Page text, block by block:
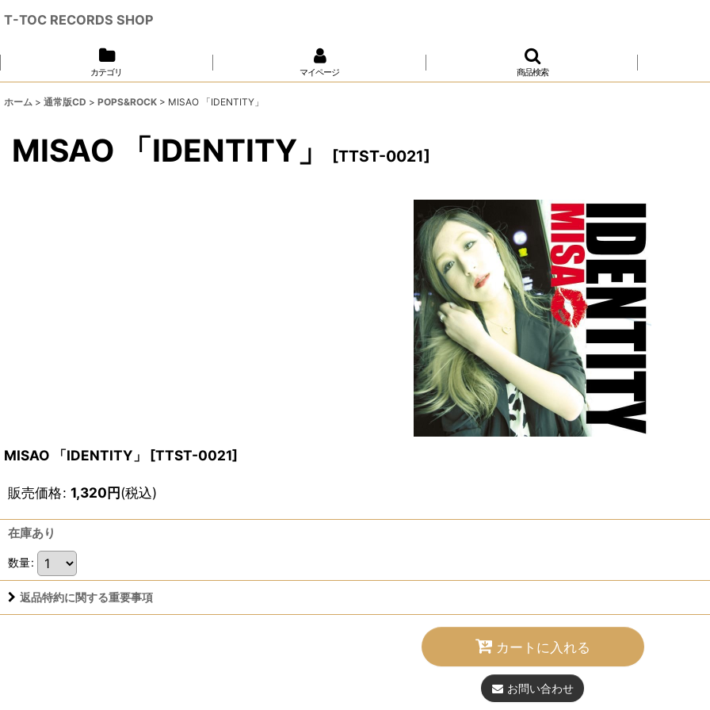
T-TOC RECORDS SHOP
カテゴリ マイページ 商品検索
ホーム > 通常版CD > POPS&ROCK > MISAO 「IDENTITY」
MISAO 「IDENTITY」 [TTST-0021]
MISAO 「IDENTITY」 [TTST-0021]
販売価格: 1,320円(税込)
在庫あり
数量:
返品特約に関する重要事項
カートに入れる
お問い合わせ